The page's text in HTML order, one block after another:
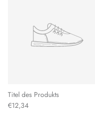
Titel des Produkts
€12,34